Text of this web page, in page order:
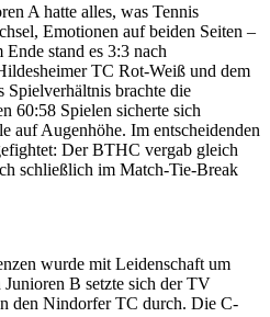
A hatte alles, was Tennis
Emotionen auf beiden Seiten –
stand es 3:3 nach
TC Rot-Weiß und dem
brachte die
60:58 Spielen sicherte sich
auf Augenhöhe. Im entscheidenden
Der BTHC vergab gleich
schließlich im Match-Tie-Break
wurde mit Leidenschaft um
B setzte sich der TV
den Nindorfer TC durch. Die C-